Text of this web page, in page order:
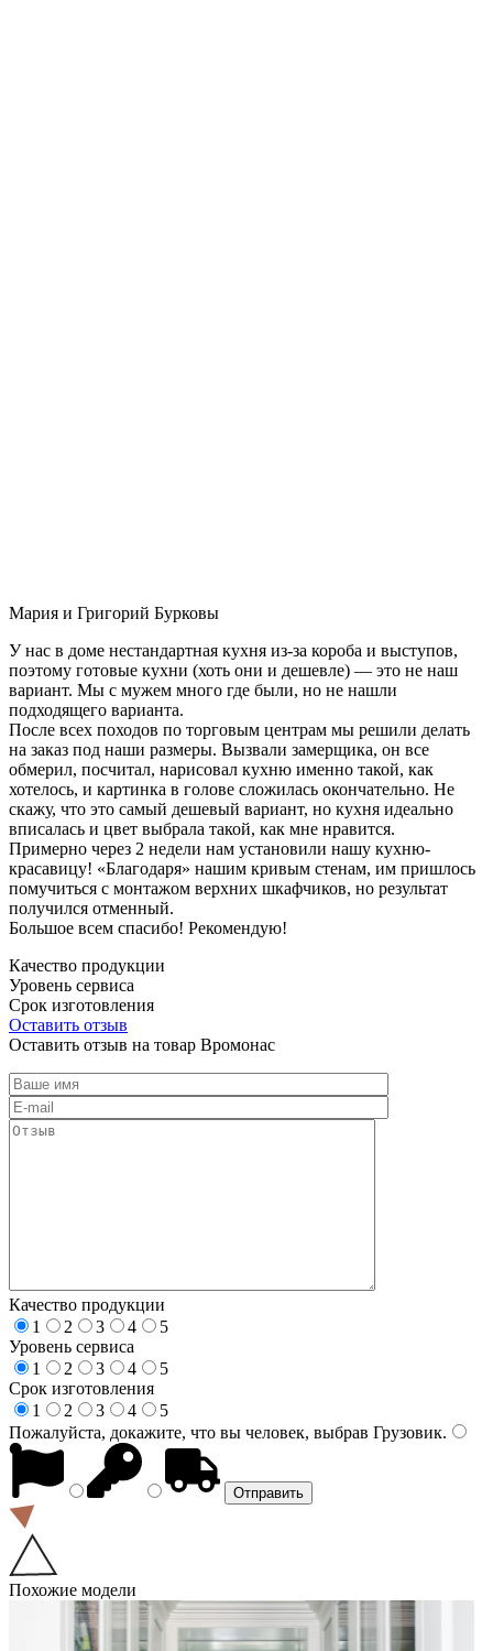
Мария и Григорий Бурковы
У нас в доме нестандартная кухня из-за короба и выступов,
поэтому готовые кухни (хоть они и дешевле) — это не наш
вариант. Мы с мужем много где были, но не нашли
подходящего варианта.
После всех походов по торговым центрам мы решили делать
на заказ под наши размеры. Вызвали замерщика, он все
обмерил, посчитал, нарисовал кухню именно такой, как
хотелось, и картинка в голове сложилась окончательно. Не
скажу, что это самый дешевый вариант, но кухня идеально
вписалась и цвет выбрала такой, как мне нравится.
Примерно через 2 недели нам установили нашу кухню-
красавицу! «Благодаря» нашим кривым стенам, им пришлось
помучиться с монтажом верхних шкафчиков, но результат
получился отменный.
Большое всем спасибо! Рекомендую!
Качество продукции
Уровень сервиса
Срок изготовления
Оставить отзыв
Оставить отзыв на товар Вромонас
Качество продукции
1
2 3 4
5
Уровень сервиса
1
2 3 4
5
Срок изготовления
1
2 3 4
5
Пожалуйста, докажите, что вы человек, выбрав Грузовик.
Похожие модели